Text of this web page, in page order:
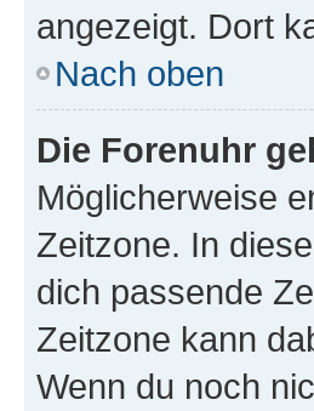
angezeigt. Dort
Nach oben
Die Forenuhr
Möglicherweise
Zeitzone. In
dich passende
Zeitzone kann
Wenn du noch